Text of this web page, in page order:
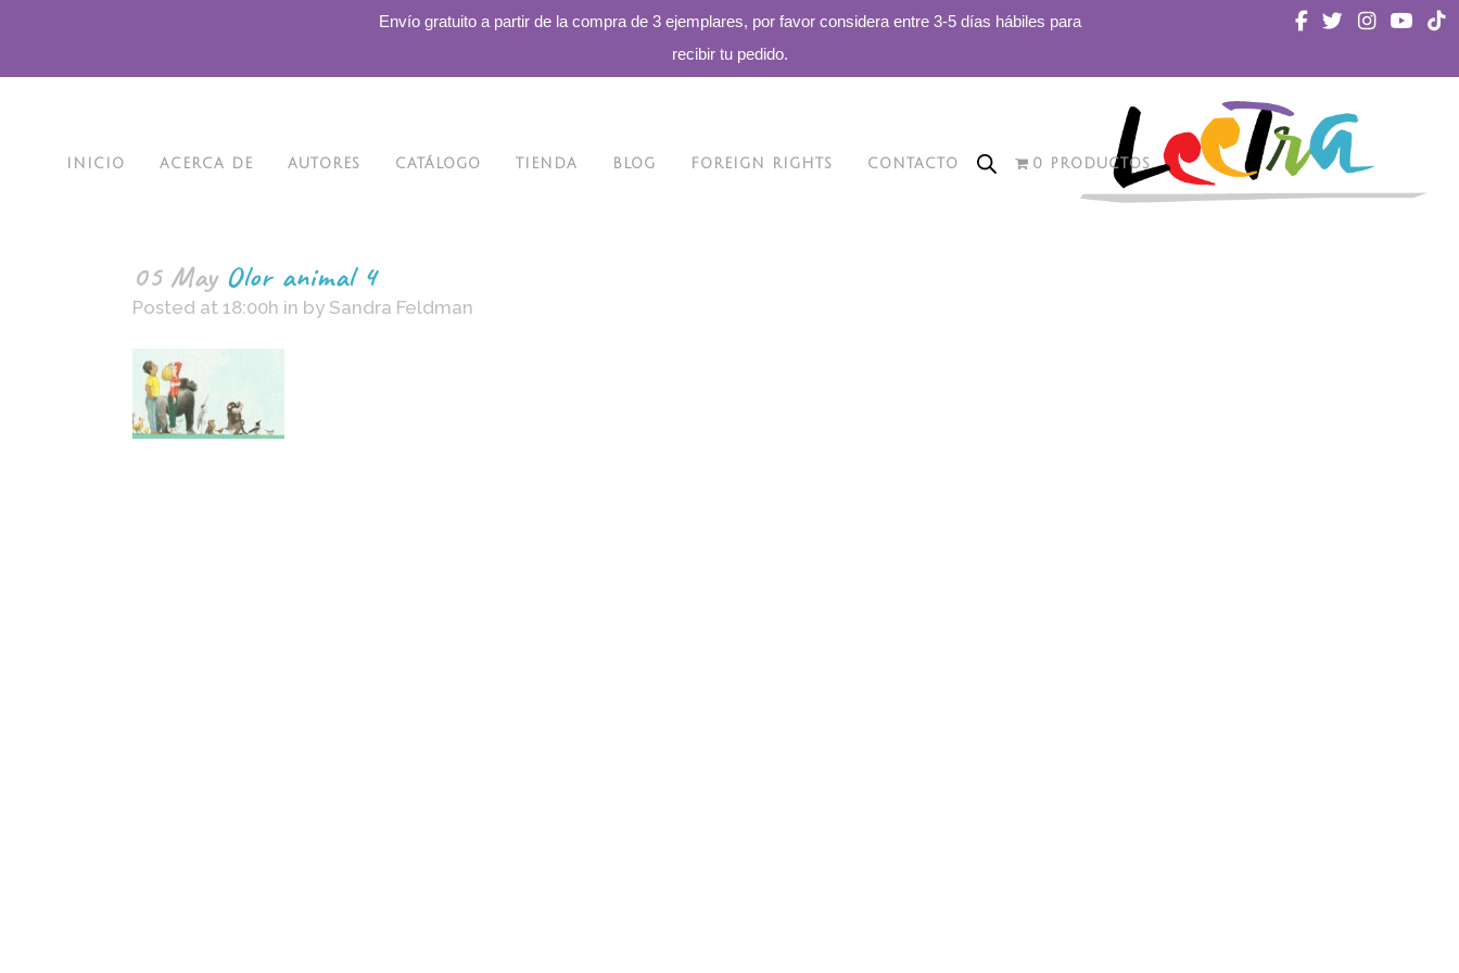
Envío gratuito a partir de la compra de 3 ejemplares, por favor considera entre 3-5 días hábiles para
recibir tu pedido.
INICIO ACERCA DE AUTORES CATÁLOGO TIENDA BLOG FOREIGN RIGHTS CONTACTO 0 PRODUCTOS
05 MayOlor animal 4
Posted at 18:00h in by Sandra Feldman